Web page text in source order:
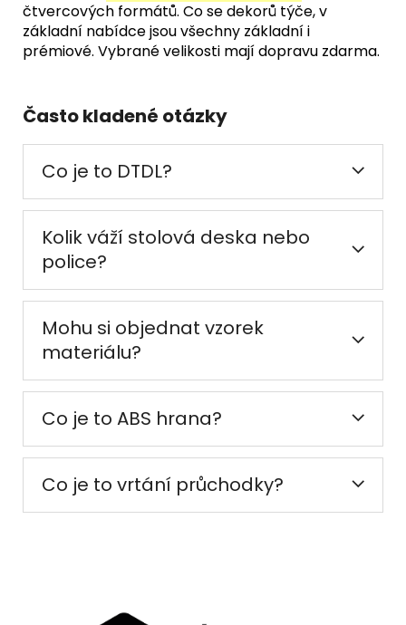
čtvercových formátů. Co se dekorů týče, v
základní nabídce jsou všechny základní i
prémiové. Vybrané velikosti mají dopravu zdarma.
Často kladené otázky
Co je to DTDL?
Kolik váží stolová deska nebo
police?
Mohu si objednat vzorek
materiálu?
Co je to ABS hrana?
Co je to vrtání průchodky?